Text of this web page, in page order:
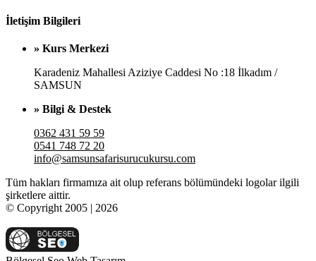
İletişim Bilgileri
» Kurs Merkezi
Karadeniz Mahallesi Aziziye Caddesi No :18 İlkadım /
SAMSUN
» Bilgi & Destek
0362 431 59 59
0541 748 72 20
info@samsunsafarisurucukursu.com
Tüm hakları firmamıza ait olup referans bölümündeki logolar ilgili
şirketlere aittir.
© Copyright 2005 | 2026